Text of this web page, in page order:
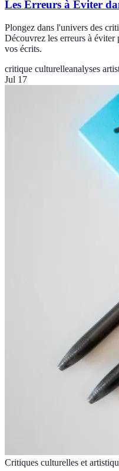
Les Erreurs à Éviter
Plongez dans l'univers des
Découvrez les erreurs à
vos écrits.
critique culturelleanalyses
Jul 17
Critiques culturelles et